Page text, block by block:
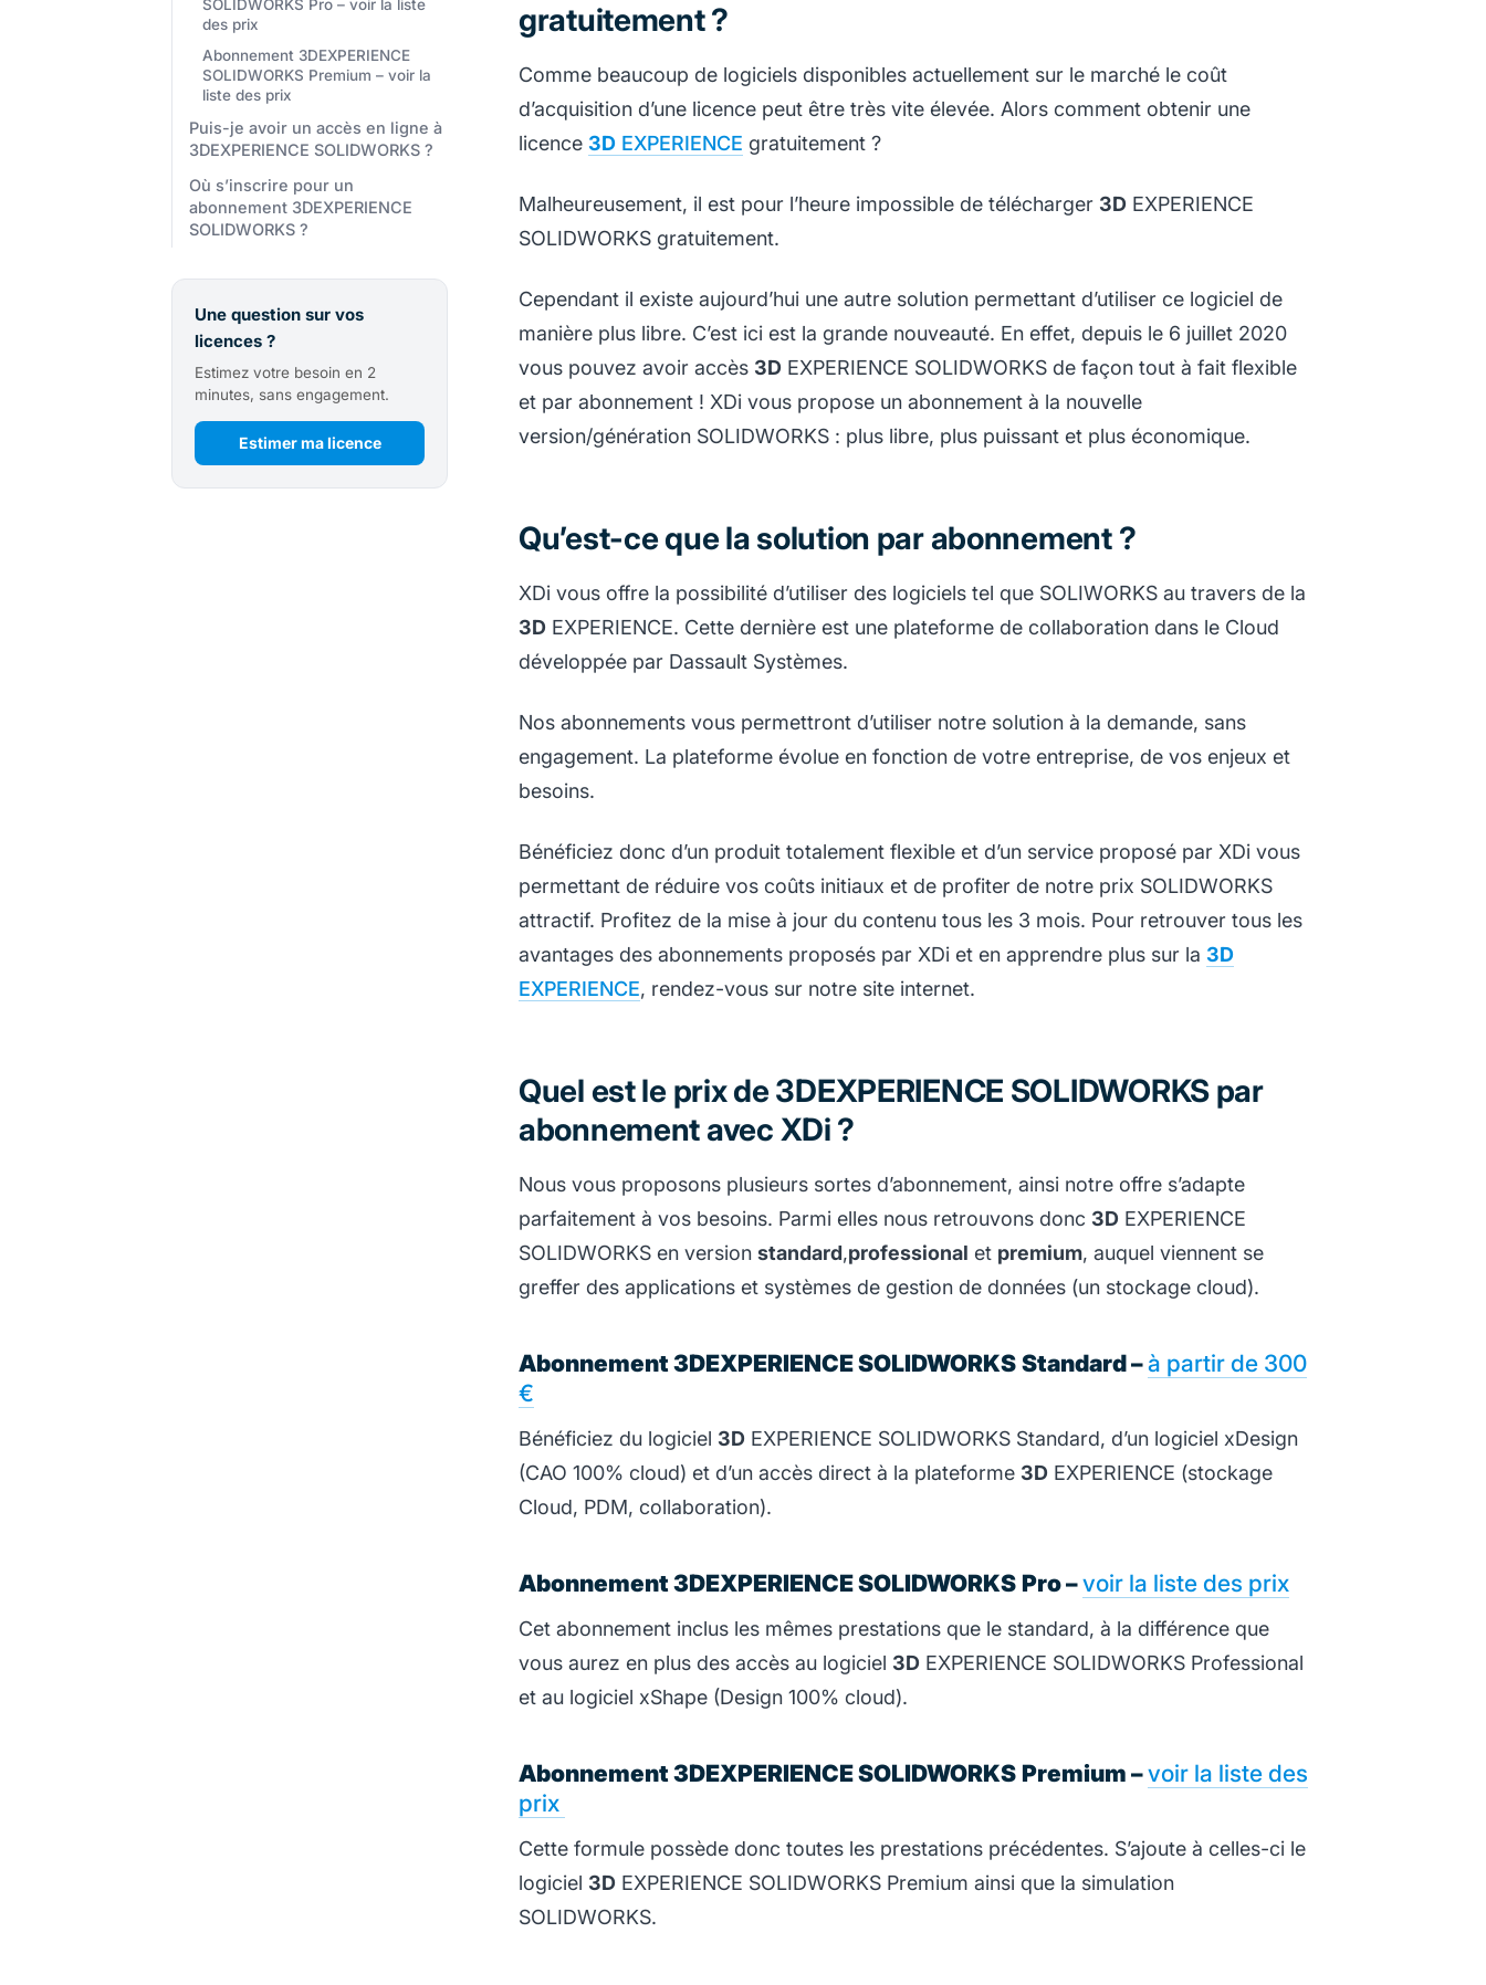
SOLIDWORKS Pro – voir la liste
des prix
Abonnement 3DEXPERIENCE
SOLIDWORKS Premium – voir la
liste des prix
Puis-je avoir un accès en ligne à
3DEXPERIENCE SOLIDWORKS ?
Où s’inscrire pour un
abonnement 3DEXPERIENCE
SOLIDWORKS ?
Une question sur vos
licences ?
Estimez votre besoin en 2
minutes, sans engagement.
Estimer ma licence
gratuitement ?
Comme beaucoup de logiciels disponibles actuellement sur le marché le coût
d’acquisition d’une licence peut être très vite élevée. Alors comment obtenir une
licence 3D EXPERIENCE gratuitement ?
Malheureusement, il est pour l’heure impossible de télécharger 3D EXPERIENCE
SOLIDWORKS gratuitement.
Cependant il existe aujourd’hui une autre solution permettant d’utiliser ce logiciel de
manière plus libre. C’est ici est la grande nouveauté. En effet, depuis le 6 juillet 2020
vous pouvez avoir accès 3D EXPERIENCE SOLIDWORKS de façon tout à fait flexible
et par abonnement ! XDi vous propose un abonnement à la nouvelle
version/génération SOLIDWORKS : plus libre, plus puissant et plus économique.
Qu’est-ce que la solution par abonnement ?
XDi vous offre la possibilité d’utiliser des logiciels tel que SOLIWORKS au travers de la
3D EXPERIENCE. Cette dernière est une plateforme de collaboration dans le Cloud
développée par Dassault Systèmes.
Nos abonnements vous permettront d’utiliser notre solution à la demande, sans
engagement. La plateforme évolue en fonction de votre entreprise, de vos enjeux et
besoins.
Bénéficiez donc d’un produit totalement flexible et d’un service proposé par XDi vous
permettant de réduire vos coûts initiaux et de profiter de notre prix SOLIDWORKS
attractif. Profitez de la mise à jour du contenu tous les 3 mois. Pour retrouver tous les
avantages des abonnements proposés par XDi et en apprendre plus sur la 3D
EXPERIENCE, rendez-vous sur notre site internet.
Quel est le prix de 3DEXPERIENCE SOLIDWORKS par
abonnement avec XDi ?
Nous vous proposons plusieurs sortes d’abonnement, ainsi notre offre s’adapte
parfaitement à vos besoins. Parmi elles nous retrouvons donc 3D EXPERIENCE
SOLIDWORKS en version standard,professional et premium, auquel viennent se
greffer des applications et systèmes de gestion de données (un stockage cloud).
Abonnement 3DEXPERIENCE SOLIDWORKS Standard –à partir de 300
€
Bénéficiez du logiciel 3D EXPERIENCE SOLIDWORKS Standard, d’un logiciel xDesign
(CAO 100% cloud) et d’un accès direct à la plateforme 3D EXPERIENCE (stockage
Cloud, PDM, collaboration).
Abonnement 3DEXPERIENCE SOLIDWORKS Pro –voir la liste des prix
Cet abonnement inclus les mêmes prestations que le standard, à la différence que
vous aurez en plus des accès au logiciel 3D EXPERIENCE SOLIDWORKS Professional
et au logiciel xShape (Design 100% cloud).
Abonnement 3DEXPERIENCE SOLIDWORKS Premium –voir la liste des
prix
Cette formule possède donc toutes les prestations précédentes. S’ajoute à celles-ci le
logiciel 3D EXPERIENCE SOLIDWORKS Premium ainsi que la simulation
SOLIDWORKS.